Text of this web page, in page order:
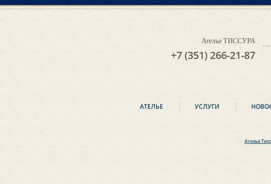
Ателье
Ателье ТИССУРА
+7 (351) 266-21-87
АТЕЛЬЕ УСЛУГИ